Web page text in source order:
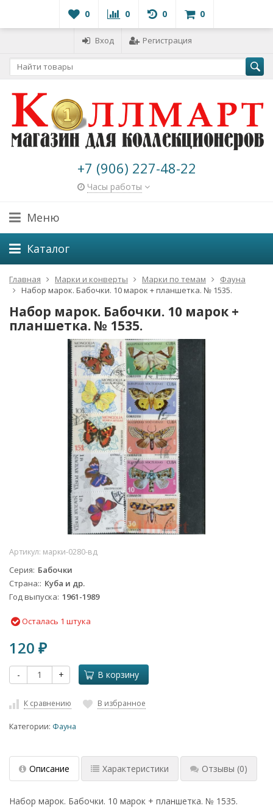
0 0 0 0
Вход Регистрация
+7 (906) 227-48-22
Часы работы
Меню
Каталог
Главная Марки и конверты Марки по темам
Фауна
Набор марок. Бабочки. 10 марок + планшетка. № 1535.
Набор марок. Бабочки. 10 марок +
планшетка. № 1535.
Артикул: марки-0280-вд
Серия Бабочки
Страна: Куба и др.
Год выпуска 1961-1989
Осталась 1 штука
120 ₽
- + В корзину
К сравнению В избранное
Категории: Фауна
Описание Характеристики Отзывы (0)
Набор марок. Бабочки. 10 марок + планшетка. № 1535.